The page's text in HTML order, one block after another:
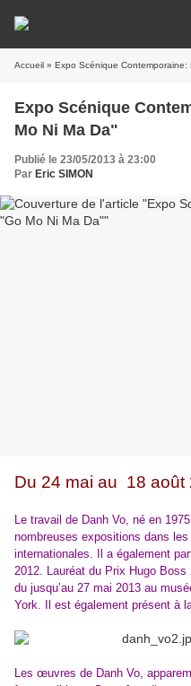
Accueil » Expo Scénique Contemporaine:
Expo Scénique
Mo Ni Ma Da"
Publié le 23/05/2013 à 23:00
Par Eric SIMON
Du 24 mai au 18 août
Le travail de Danh Vo, né en
nombreuses expositions dans
internationales. Il a également
2012. Lauréat du Prix Hugo
du jusqu’au 27 mai 2013 au
York. Il est également présent à
Les œuvres de Danh Vo,